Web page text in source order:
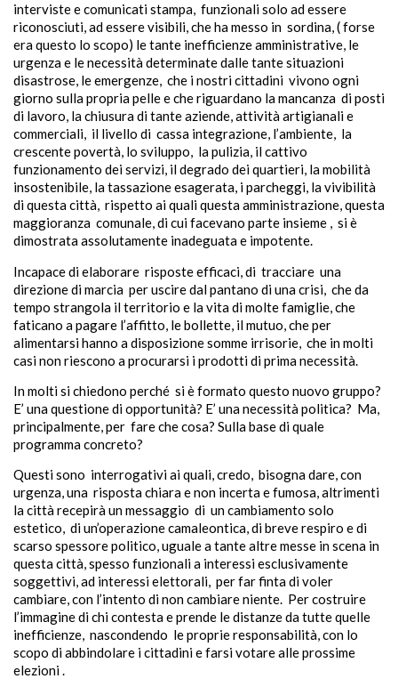
interviste e comunicati stampa, funzionali solo ad essere
riconosciuti, ad essere visibili, che ha messo in sordina, ( forse
era questo lo scopo) le tante inefficienze amministrative, le
urgenza e le necessità determinate dalle tante situazioni
disastrose, le emergenze, che i nostri cittadini vivono ogni
giorno sulla propria pelle e che riguardano la mancanza di posti
di lavoro, la chiusura di tante aziende, attività artigianali e
commerciali, il livello di cassa integrazione, l’ambiente, la
crescente povertà, lo sviluppo, la pulizia, il cattivo
funzionamento dei servizi, il degrado dei quartieri, la mobilità
insostenibile, la tassazione esagerata, i parcheggi, la vivibilità
di questa città, rispetto ai quali questa amministrazione, questa
maggioranza comunale, di cui facevano parte insieme , si è
dimostrata assolutamente inadeguata e impotente.
Incapace di elaborare risposte efficaci, di tracciare una
direzione di marcia per uscire dal pantano di una crisi, che da
tempo strangola il territorio e la vita di molte famiglie, che
faticano a pagare l’affitto, le bollette, il mutuo, che per
alimentarsi hanno a disposizione somme irrisorie, che in molti
casi non riescono a procurarsi i prodotti di prima necessità.
In molti si chiedono perché si è formato questo nuovo gruppo?
E’ una questione di opportunità? E’ una necessità politica? Ma,
principalmente, per fare che cosa? Sulla base di quale
programma concreto?
Questi sono interrogativi ai quali, credo, bisogna dare, con
urgenza, una risposta chiara e non incerta e fumosa, altrimenti
la città recepirà un messaggio di un cambiamento solo
estetico, di un’operazione camaleontica, di breve respiro e di
scarso spessore politico, uguale a tante altre messe in scena in
questa città, spesso funzionali a interessi esclusivamente
soggettivi, ad interessi elettorali, per far finta di voler
cambiare, con l’intento di non cambiare niente. Per costruire
l’immagine di chi contesta e prende le distanze da tutte quelle
inefficienze, nascondendo le proprie responsabilità, con lo
scopo di abbindolare i cittadini e farsi votare alle prossime
elezioni .